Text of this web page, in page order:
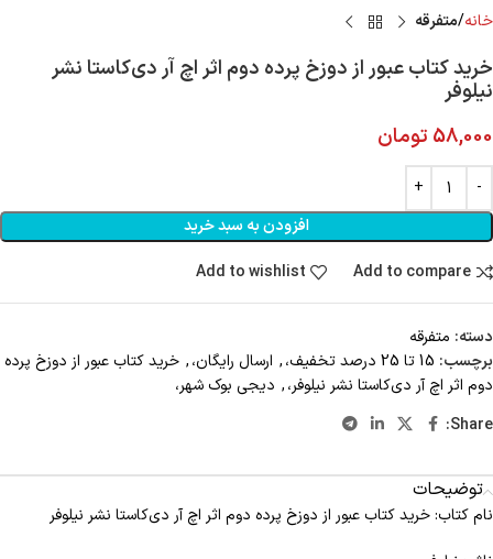
خانه متفرقه
خرید کتاب عبور از دوزخ پرده دوم اثر اچ آر دی‌کاستا نشر
نیلوفر
58,000 تومان
افزودن به سبد خرید
Add to compare
Add to wishlist
دسته: متفرقه
برچسب: 15 تا 25 درصد تخفیف، , ارسال رایگان،, خرید کتاب عبور از دوزخ پرده
دوم اثر اچ آر دی‌کاستا نشر نیلوفر،, دیجی بوک شهر،
Share:
توضیحات
نام کتاب: خرید کتاب عبور از دوزخ پرده دوم اثر اچ آر دی‌کاستا نشر نیلوفر